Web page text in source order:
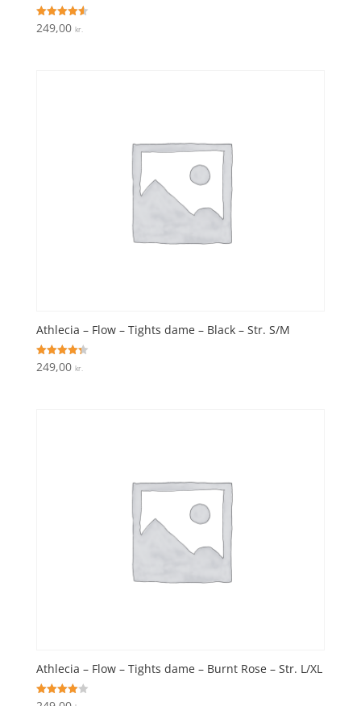
Vurderet
4.6
249,00 kr.
Athlecia – Flow – Tights dame – Black – Str. S/M
Vurderet
4.3
249,00 kr.
Athlecia – Flow – Tights dame – Burnt Rose – Str. L/XL
Vurderet